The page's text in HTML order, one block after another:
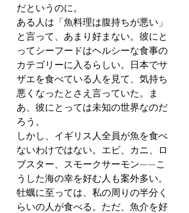
だというのに。
ある人は「魚料理は腹持ちが悪い」
と言って、あまり好まない。彼にと
ってシーフードはヘルシーな食事の
カテゴリーに入るらしい。日本でサ
ザエを食べている人を見て、気持ち
悪くなったとさえ言っていた。ま
あ、彼にとっては未知の世界なのだ
ろう。
しかし、イギリス人全員が魚を食べ
ないわけではない。エビ、カニ、ロ
ブスター、スモークサーモン——こ
うした海の幸を好む人も案外多い。
牡蠣に至っては、私の周りの半分く
らいの人が食べる。ただ、魚介を好